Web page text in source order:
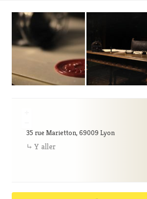
35 rue Marietton, 69009 Lyon
Y aller